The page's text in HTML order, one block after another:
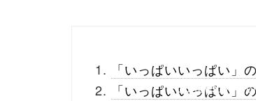
_theme/
buttons.php
「いっぱいいっぱい」
「いっぱいいっぱい」